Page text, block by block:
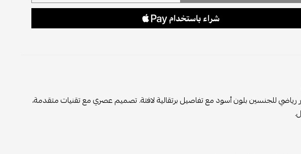
رياضي للجنسين بلون أسود مع تفاصيل برتقالية لافتة. تصميم عصري مع تقنيات متقدمة،